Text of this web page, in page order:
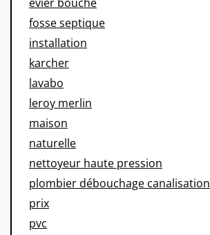
fosse septique
installation
karcher
lavabo
leroy merlin
maison
naturelle
nettoyeur haute pression
plombier débouchage canalisation
prix
pvc